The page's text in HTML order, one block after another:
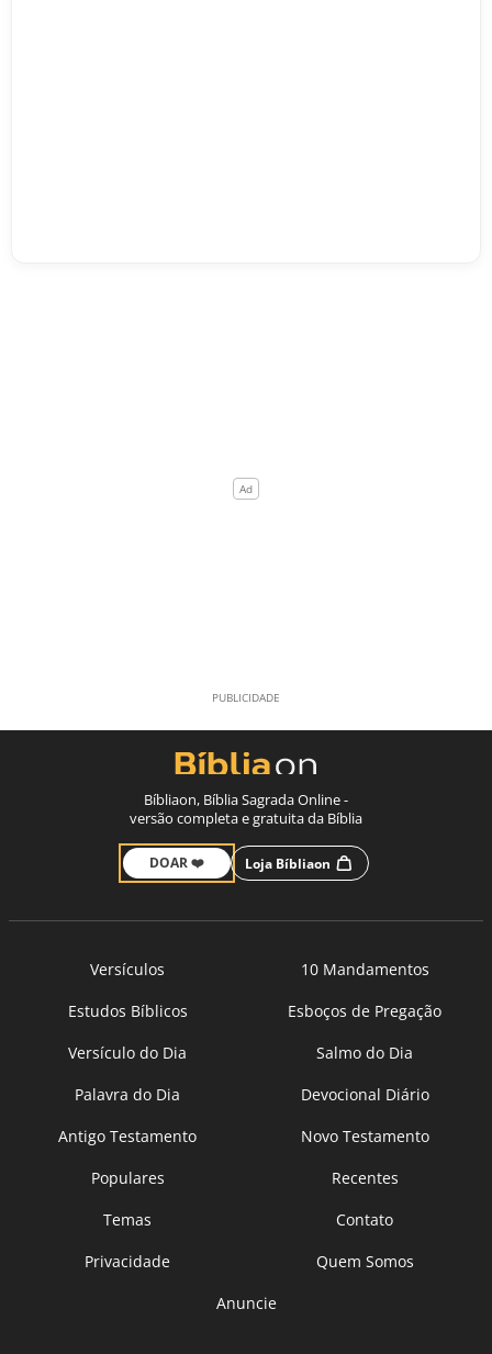
Bíbliaon, Bíblia Sagrada Online -
versão completa e gratuita da Bíblia
DOAR ❤️ Loja Bíbliaon
Versículos
10 Mandamentos
Estudos Bíblicos
Esboços de Pregação
Versículo do Dia
Salmo do Dia
Palavra do Dia
Devocional Diário
Antigo Testamento
Novo Testamento
Populares
Recentes
Temas
Contato
Privacidade
Quem Somos
Anuncie